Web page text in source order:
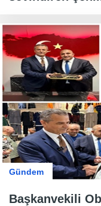
Gündem
Başkanvekili